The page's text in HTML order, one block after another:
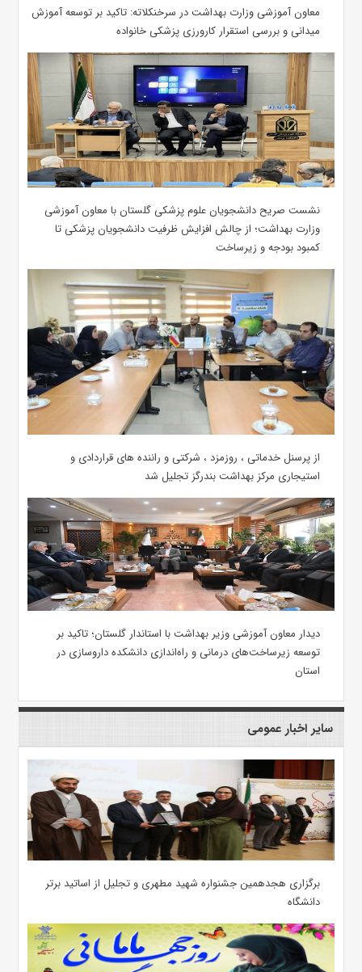
معاون آموزشی وزارت بهداشت در سرخنکلاته: تاکید بر توسعه آموزش
میدانی و بررسی استقرار کارورزی پزشکی ‌خانواده
نشست صریح دانشجویان علوم پزشکی گلستان با معاون آموزشی
وزارت بهداشت؛ از چالش افزایش ظرفیت دانشجویان ‌پزشکی تا
کمبود بودجه و زیرساخت
از پرسنل خدماتی ، روزمزد ، شرکتی و راننده های قراردادی و
استیجاری مرکز بهداشت بندرگز تجلیل شد
دیدار معاون آموزشی وزیر بهداشت با استاندار گلستان؛ تاکید بر
توسعه زیرساخت‌های درمانی و راه‌اندازی دانشکده داروسازی در
استان
سایر اخبار عمومی
برگزاری هجدهمین جشنواره شهید مطهری و تجلیل از اساتید برتر
دانشگاه